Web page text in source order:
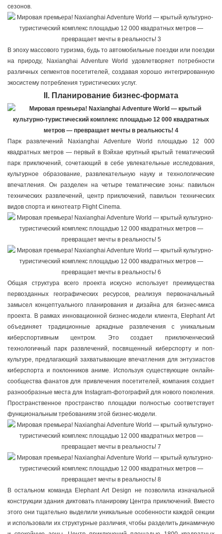
сезонов.
В эпоху массового туризма, будь то автомобильные поездки или поездки
на природу, Naxianghai Adventure World удовлетворяет потребности
различных сегментов посетителей, создавая хорошо интегрированную
экосистему потребления туристических услуг.
II. Планирование бизнес-формата
Парк развлечений Naxianghai Adventure World площадью 12 000
квадратных метров — первый в Вэйхае крупный крытый тематический
парк приключений, сочетающий в себе увлекательные исследования,
культурное образование, развлекательную науку и технологические
впечатления. Он разделен на четыре тематические зоны: павильон
технических развлечений, центр приключений, павильон технических
видов спорта и кинотеатр Flight Cinema.
Общая структура всего проекта искусно использует преимущества
первозданных географических ресурсов, реализуя первоначальный
замысел концептуального планирования и дизайна для бизнес-микса
проекта. В рамках инновационной бизнес-модели клиента, Elephant Art
объединяет традиционные аркадные развлечения с уникальным
киберспортивным центром. Это создает приключенческий
технологичный парк развлечений, посвященный киберспорту и поп-
культуре, предлагающий захватывающие впечатления для энтузиастов
киберспорта и поклонников аниме. Используя существующие онлайн-
сообщества фанатов для привлечения посетителей, компания создает
разнообразные места для Instagram-фотографий для нового поколения.
Пространственное пространство площадки полностью соответствует
функциональным требованиям этой бизнес-модели.
В остальном команда Elephant Art Design не позволила изначальной
конструкции здания диктовать планировку Центра приключений. Вместо
этого они тщательно выделили уникальные особенности каждой секции
и использовали их структурные различия, чтобы разделить динамичную